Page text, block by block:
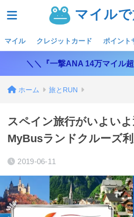
マイル
マイル クレジットカード ポイント
＼＼『一撃ANA 14万マイル
ホーム 旅とRUN
スペイン旅行がいよいよ
MyBusランドクルーズ利
2019-06-11